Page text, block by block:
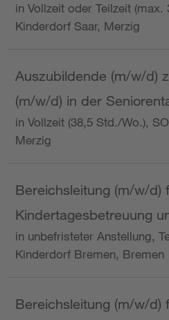
in Vollzeit oder Teilzeit
Kinderdorf Saar, Merzig
Auszubildende (m/w/d)
(m/w/d) in der
in Vollzeit (38,5 Std./Wo.),
Merzig
Bereichsleitung (m/w/d)
Kindertagesbetreuung
in unbefristeter Anstellung,
Kinderdorf Bremen, Bremen
Bereichsleitung (m/w/d)